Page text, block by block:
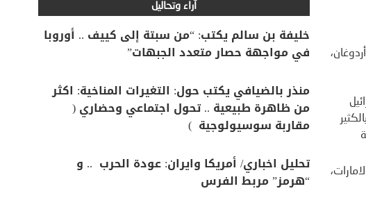
آراء وتحاليل
خليفة بن سالم يكتب: “من سبتة إلى كييف .. أوروبا
في مواجهة حصار متعدد الجبهات”
منذر بالضيافي يكتب حول: التغيرات المناخية: اكثر
من ظاهرة طبيعية .. تحول اجتماعي وحضاري (
مقاربة سوسيولوجية )
تحليل اخباري/ أمريكا وايران: عودة الحرب .. و
“هرمز” مربط الفرس